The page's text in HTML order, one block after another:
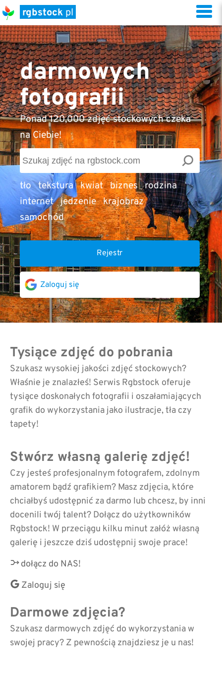
rgbstock pl
darmowych
fotografii
Ponad 120,000 zdjęć stockowych czeka
na Ciebie!
tło tekstura kwiat biznes rodzina
internet jedzenie krajobraz
samochód
Rejestr
Zaloguj się
Tysiące zdjęć do pobrania
Szukasz wysokiej jakości zdjęć stockowych?
Właśnie je znalazłeś! Serwis Rgbstock oferuje
tysiące doskonałych fotografii i oszałamiających
grafik do wykorzystania jako ilustracje, tła czy
tapety!
Stwórz własną galerię zdjęć!
Czy jesteś profesjonalnym fotografem, zdolnym
amatorem bądź grafikiem? Masz zdjęcia, które
chciałbyś udostępnić za darmo lub chcesz, by inni
docenili twój talent? Dołącz do użytkowników
Rgbstock! W przeciągu kilku minut załóż własną
galerię i jeszcze dziś udostępnij swoje prace!
dołącz do NAS!
Zaloguj się
Darmowe zdjęcia?
Szukasz darmowych zdjęć do wykorzystania w
swojej pracy? Z pewnością znajdziesz je u nas!